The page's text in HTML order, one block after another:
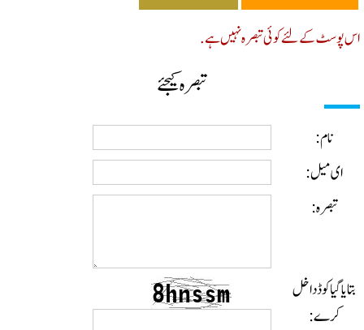
کے لئے کوئی تبصرہ نہیں ہے.
تبصرہ کیجئے
نام:
ای میل:
تبصرہ:
گیا کوڈ داخل
کرے: